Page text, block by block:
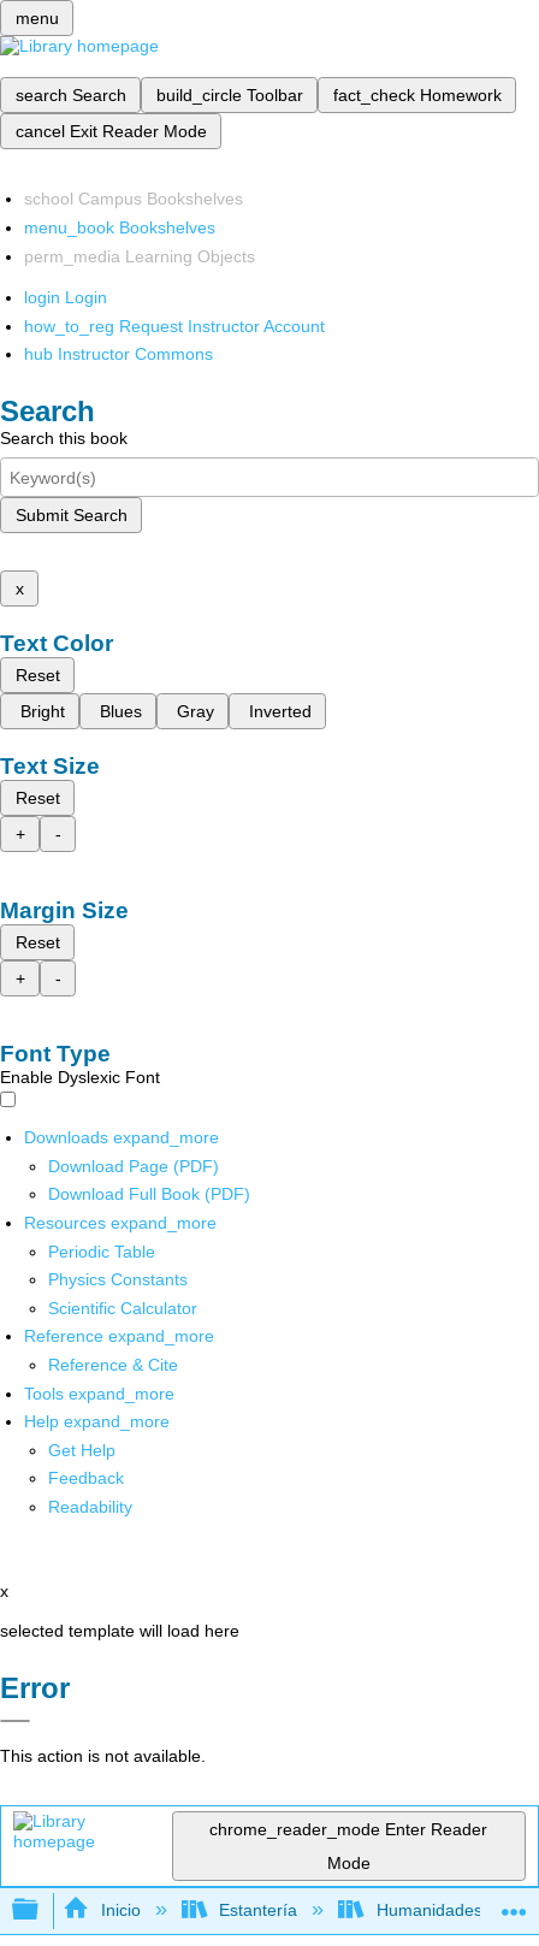
menu
search Search build_circle Toolbar fact_check Homework
cancel Exit Reader Mode
school Campus Bookshelves
menu_book Bookshelves
perm_media Learning Objects
login Login
how_to_reg Request Instructor Account
hub Instructor Commons
Search
Search this book
Submit Search
x
Text Color
Reset
Bright
Blues Gray Inverted
Text Size
Reset
+
-
Margin Size
Reset
+
-
Font Type
Enable Dyslexic Font
Downloads expand_more
Download Page (PDF)
Download Full Book (PDF)
Resources expand_more
Periodic Table
Physics Constants
Scientific Calculator
Reference expand_more
Reference & Cite
Tools expand_more
Help expand_more
Get Help
Feedback
Readability
x
selected template will load here
Error
This action is not available.
chrome_reader_mode Enter Reader
Mode
Expandir/contraer jerarquía global
Inicio Estantería Humanidades